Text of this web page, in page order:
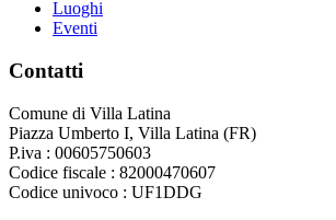
Luoghi
Eventi
Contatti
Comune di Villa Latina
Piazza Umberto I, Villa Latina (FR)
P.iva : 00605750603
Codice fiscale : 82000470607
Codice univoco : UF1DDG